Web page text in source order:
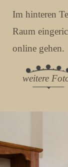
Im hinteren
Raum
online gehen.
weitere